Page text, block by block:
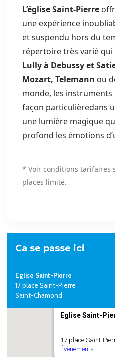
L’église Saint-Pierre
une expérience
et suspendu hors du
répertoire très varié
Lully à Debussy et
Mozart, Telemann ou
monde, les
façon particulièredans
une lumière magique
profond les émotions
* Voir conditions tarifaires
places limité.
Ca se passe ici
Eglise Saint-Pierre
17 place Saint-Pierre
Saint-Chamond
Eglise Saint-
17 place Saint-
Évènements